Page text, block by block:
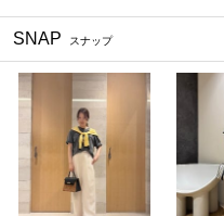
SNAP スナップ